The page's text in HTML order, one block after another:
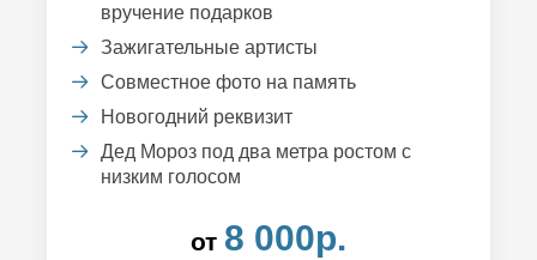
вручение подарков
Зажигательные артисты
Совместное фото на память
Новогодний реквизит
Дед Мороз под два метра ростом с
низким голосом
от 8 000р.